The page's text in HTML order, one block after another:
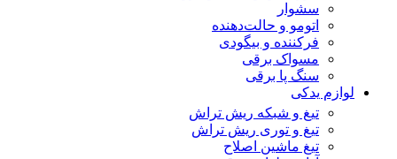
سشوار
اتومو و حالت‌دهنده
فرکننده و بیگودی
مسواک برقی
سنگ پا برقی
لوازم یدکی
تیغ و شبکه ریش تراش
تیغ و توری ریش تراش
تیغ ماشین اصلاح